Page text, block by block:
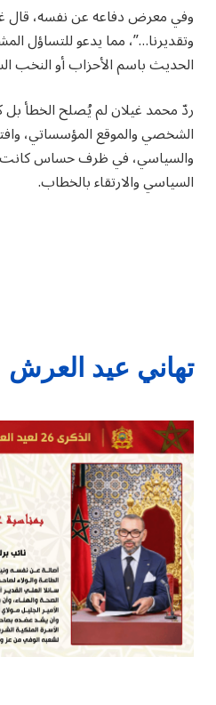
وفي معرض دفاعه عن نفسه، قال
وتقديرنا…”، مما يدعو للتساؤل
الحديث باسم الأحزاب أو النخب
ردّ محمد غيلان لم يُصلح الخطأ بل
الشخصي والموقع المؤسساتي،
والسياسي، في ظرف حساس كانت
السياسي والارتقاء بالخطاب.
تهاني عيد العرش